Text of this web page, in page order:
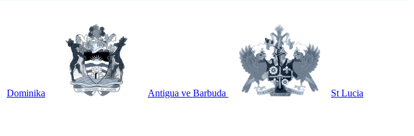
Dominika Antigua ve Barbuda
St Lucia